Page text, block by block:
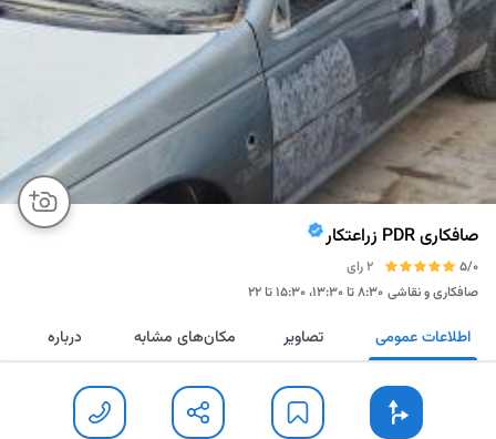
صافکاری PDR زراعتکار
5/0
2 رای
صافکاری و نقاشی ۸:۳۰ تا ۱۳:۳۰، ۱۵:۳۰ تا ۲۲
مسیریابی ذخیره ارسال تماس اطلاعات عمومی تصاویر مکان‌های مشابه درباره